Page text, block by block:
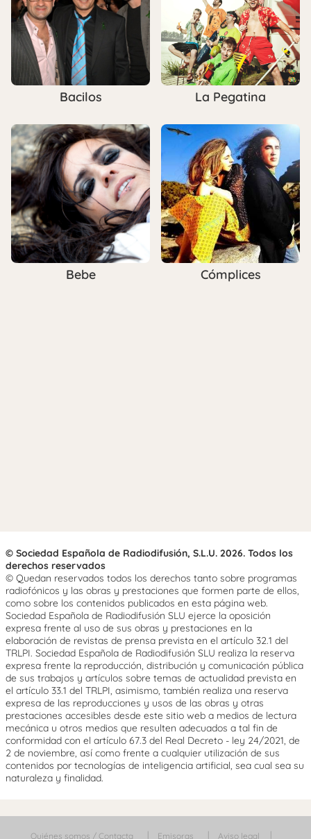
Bacilos La Pegatina
Bebe Cómplices
© Sociedad Española de Radiodifusión, S.L.U. 2026. Todos los
derechos reservados
© Quedan reservados todos los derechos tanto sobre programas
radiofónicos y las obras y prestaciones que formen parte de ellos,
como sobre los contenidos publicados en esta página web.
Sociedad Española de Radiodifusión SLU ejerce la oposición
expresa frente al uso de sus obras y prestaciones en la
elaboración de revistas de prensa prevista en el artículo 32.1 del
TRLPI. Sociedad Española de Radiodifusión SLU realiza la reserva
expresa frente la reproducción, distribución y comunicación pública
de sus trabajos y artículos sobre temas de actualidad prevista en
el artículo 33.1 del TRLPI, asimismo, también realiza una reserva
expresa de las reproducciones y usos de las obras y otras
prestaciones accesibles desde este sitio web a medios de lectura
mecánica u otros medios que resulten adecuados a tal fin de
conformidad con el artículo 67.3 del Real Decreto - ley 24/2021, de
2 de noviembre, así como frente a cualquier utilización de sus
contenidos por tecnologías de inteligencia artificial, sea cual sea su
naturaleza y finalidad.
Quiénes somos / Contacta Emisoras Aviso legal